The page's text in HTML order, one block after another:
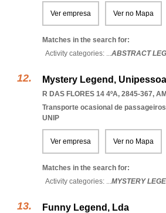
Ver empresa Ver no Mapa
Matches in the search for:
Activity categories: ...ABSTRACT
Mystery Legend,
R DAS FLORES 14 4ºA, 2845-367,
Transporte ocasional de
UNIP
Ver empresa Ver no Mapa
Matches in the search for:
Activity categories: ...MYSTERY
Funny Legend, Lda